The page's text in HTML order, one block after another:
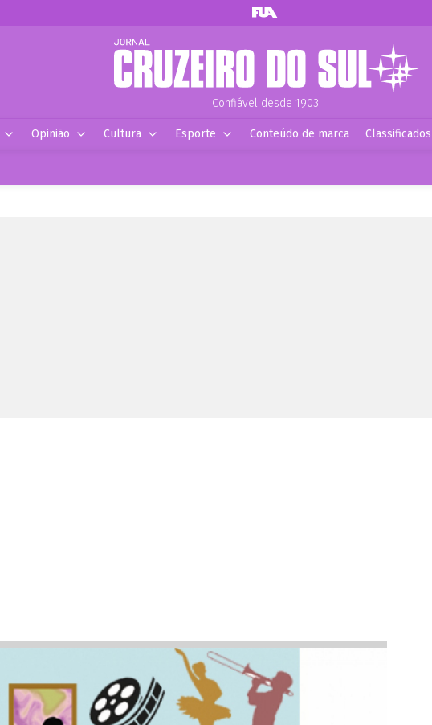
Confiável desde 1903.
Opinião Cultura Esporte Conteúdo de marca Classificados